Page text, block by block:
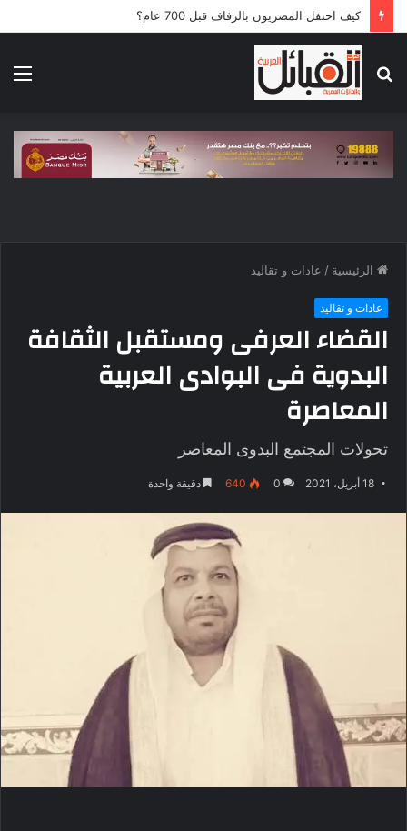
كيف احتفل المصريون بالزفاف قبل 700 عام؟
عن
الرئيسية / عادات و تقاليد
عادات و تقاليد
القضاء العرفى ومستقبل الثقافة
البدوية فى البوادى العربية
المعاصرة
تحولات المجتمع البدوى المعاصر
18 أبريل، 2021 0
640 دقيقة واحدة